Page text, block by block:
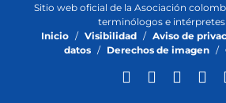
Sitio web oficial de la Asociación
terminólogos e intérpretes
Inicio / Visibilidad / Aviso de
datos / Derechos de imagen /
Facebook